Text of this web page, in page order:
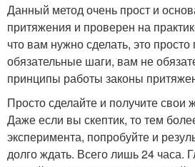
Данный метод очень прост и
притяжения и проверен на
что вам нужно сделать, это просто
обязательные шаги, вам не
принципы работы законы
Просто сделайте и получите свои
Даже если вы скептик, то тем
эксперимента, попробуйте и
долго ждать. Всего лишь 24 часа.